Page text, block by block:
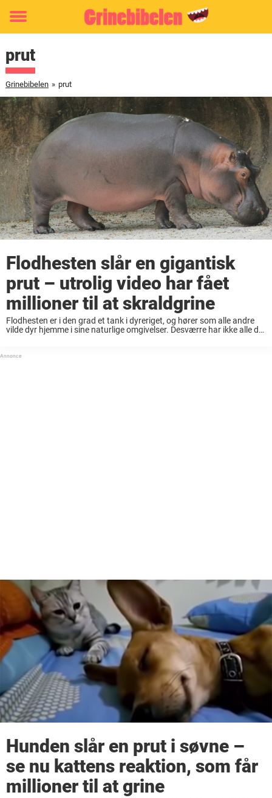
Toggle
prut
Grinebibelen » prut
Flodhesten slår en gigantisk
prut – utrolig video har fået
millioner til at skraldgrine
Flodhesten er i den grad et tank i dyreriget, og hører som alle andre
vilde dyr hjemme i sine naturlige omgivelser. Desværre har ikke alle dyr
Hunden slår en prut i søvne –
se nu kattens reaktion, som får
millioner til at grine